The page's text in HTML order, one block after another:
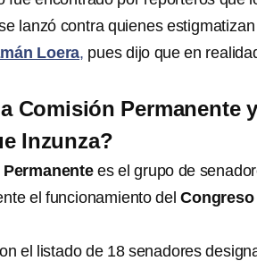
lanzó contra quienes
Loera, pues dijo que en
Comisión Permanente
Inzunza?
es el grupo de
el funcionamiento delCongreso
el listado de 18 senadores